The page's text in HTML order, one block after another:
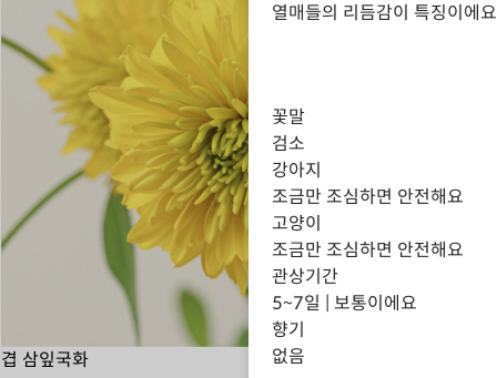
겹 삼잎국화
열매들의 리듬감이 특징이에
꽃말
검소
강아지
조금만 조심하면 안전해요
고양이
조금만 조심하면 안전해요
관상기간
5~7일 | 보통이에요
향기
없음